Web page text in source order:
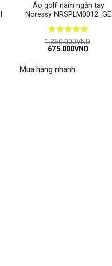
Áo golf nam ngắn tay
Noressy NRSPLM0012_GE
Được xếp
hạng55
1.350.000VND
Giá
1.350.000VND.
675.000VND
Mua hàng nhanh